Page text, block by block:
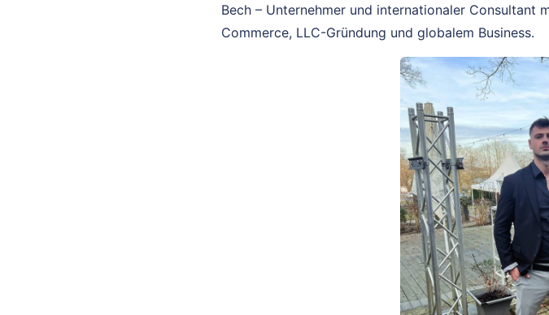
Bech – Unternehmer und internationaler Consultant
Commerce, LLC-Gründung und globalem Business.